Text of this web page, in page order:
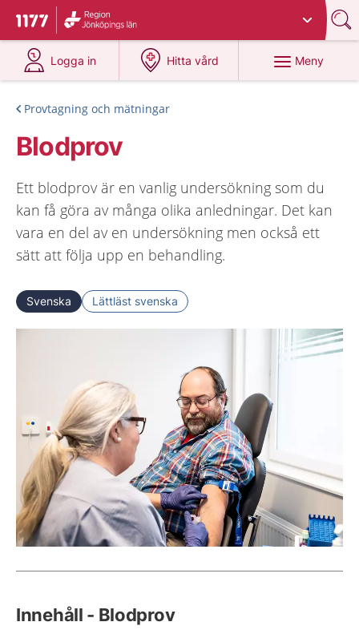
Till startsidan för 1177
Du har valt region
Logga in
på 1177.se
Hitta vård
på 1177.se
Meny
Provtagning och mätningar
Blodprov
Ett blodprov är en vanlig undersökning som du
kan få göra av många olika anledningar. Det kan
vara en del av en undersökning men också ett
sätt att följa upp en behandling.
Svenska Lättläst svenska
Innehåll - Blodprov